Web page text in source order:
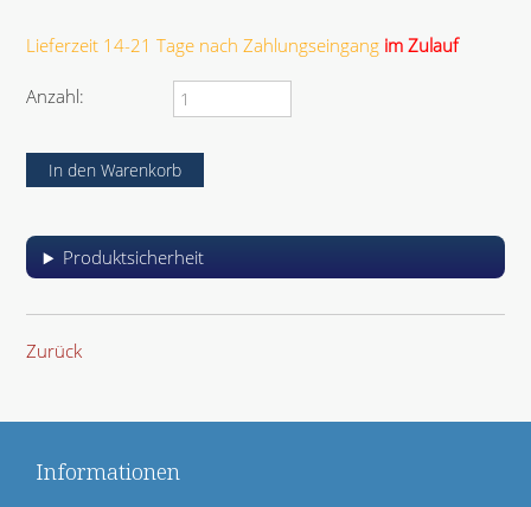
Lieferzeit 14-21 Tage nach Zahlungseingang im Zulauf
Anzahl:
Produktsicherheit
Zurück
Informationen